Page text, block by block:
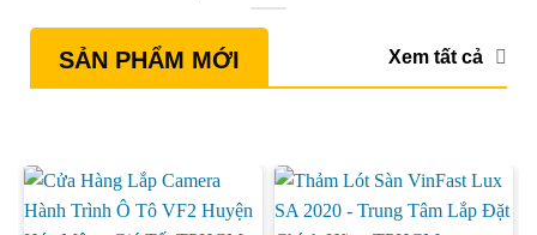
SẢN PHẨM MỚI Xem tất cả